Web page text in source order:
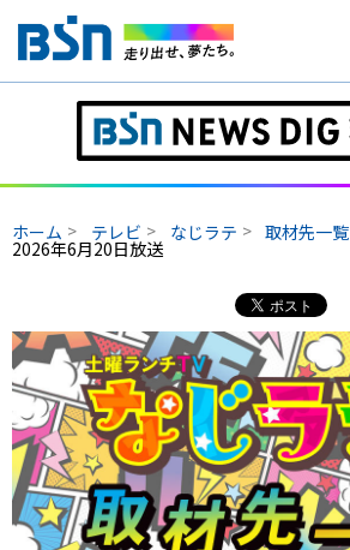
テレビ
アナウンサー
イベント
ニュース
天気
ホーム テレビ なじラテ 取材先一覧
2026年6月20日放送